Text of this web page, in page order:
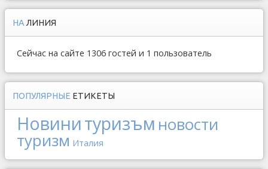
НА ЛИНИЯ
Сейчас на сайте 1306 гостей и 1 пользователь
ПОПУЛЯРНЫЕ ЕТИКЕТЫ
Новинитуризъм новости
туризм Италия